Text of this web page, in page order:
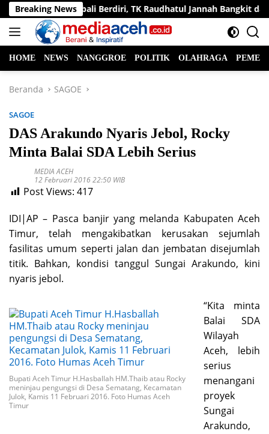
Langsung
ke
konten
Breaking News
Belajar Kembali Berdiri, TK Raudhatul Jannah Bangkit dari
HOME NEWS NANGGROE POLITIK OLAHRAGA
Beranda SAGOE
SAGOE
DAS Arakundo Nyaris Jebol, Rocky
Minta Balai SDA Lebih Serius
MEDIA ACEH
12 Februari 2016 22:50 WIB
Post Views: 417
IDI|AP – Pasca banjir yang melanda Kabupaten Aceh
Timur, telah mengakibatkan kerusakan sejumlah
fasilitas umum seperti jalan dan jembatan disejumlah
titik. Bahkan, kondisi tanggul Sungai Arakundo, kini
nyaris jebol.
Bupati Aceh Timur H.Hasballah HM.Thaib atau Rocky
meninjau pengungsi di Desa Sematang, Kecamatan
Julok, Kamis 11 Februari 2016. Foto Humas Aceh
Timur
“Kita minta
Balai SDA
Wilayah
Aceh, lebih
serius
menangani
proyek
Sungai
Arakundo,